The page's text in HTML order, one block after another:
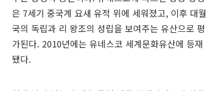
은 7세기 중국계 요새 유적 위에 세워졌고, 이후 대월
국의 독립과 리 왕조의 성립을 보여주는 유산으로 평
가된다. 2010년에는 유네스코 세계문화유산에 등재
됐다.